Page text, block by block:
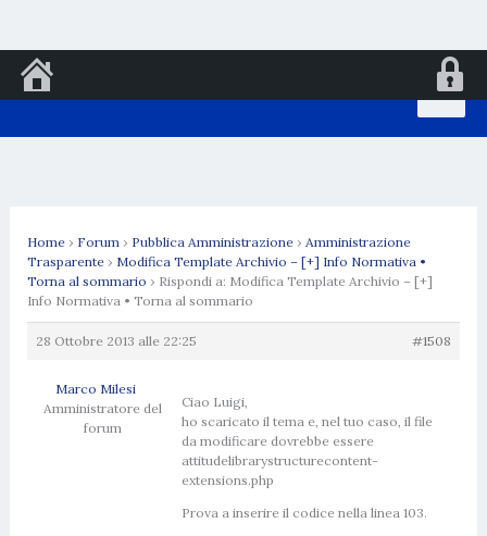
al
Home › Forum › Pubblica Amministrazione › Amministrazione
Trasparente › Modifica Template Archivio – [+] Info Normativa •
Torna al sommario › Rispondi a: Modifica Template Archivio – [+]
Info Normativa • Torna al sommario
28 Ottobre 2013 alle 22:25 #1508
Marco Milesi
Amministratore del
forum
Ciao Luigi,
ho scaricato il tema e, nel tuo caso, il file
da modificare dovrebbe essere
attitudelibrarystructurecontent-
extensions.php
Prova a inserire il codice nella linea 103.